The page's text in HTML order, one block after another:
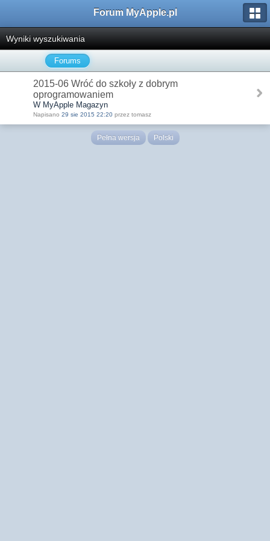
Forum MyApple.pl
Wyniki wyszukiwania
Forums
2015-06 Wróć do szkoły z dobrym
oprogramowaniem
W MyApple Magazyn
Napisano 29 sie 2015 22:20 przez tomasz
Pełna wersja Polski